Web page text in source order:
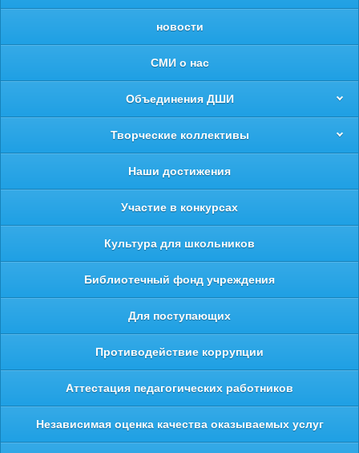
новости
СМИ о нас
Объединения ДШИ
Творческие коллективы
Наши достижения
Участие в конкурсах
Культура для школьников
Библиотечный фонд учреждения
Для поступающих
Противодействие коррупции
Аттестация педагогических работников
Независимая оценка качества оказываемых услуг